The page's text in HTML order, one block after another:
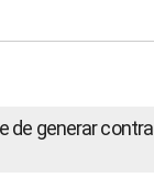
de generar